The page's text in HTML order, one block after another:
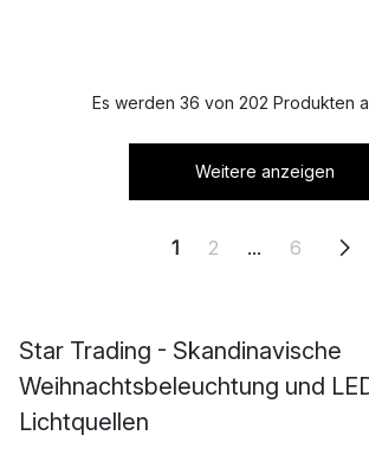
Es werden 36 von 202 Produkten
Weitere anzeigen
1 2 ... 6
Star Trading - Skandinavische
Weihnachtsbeleuchtung und
Lichtquellen